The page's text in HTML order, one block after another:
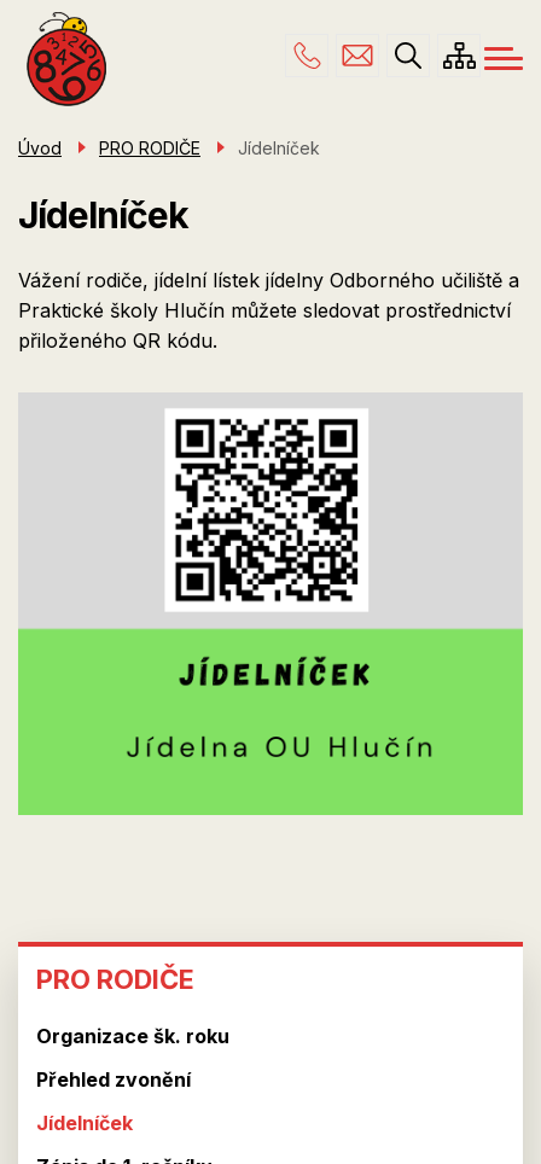
hlavnímu
obsahu
Menu
navigace
ŠKOLA
PRO RODIČE
KONTAKTY
PRO
RODIČE
PRO RODIČE
Organizace šk. roku
Přehled zvonění
Jídelníček
Úvod PRO RODIČE Jídelníček
Jídelníček
Vážení rodiče, jídelní lístek jídelny Odborného učiliště a
Praktické školy Hlučín můžete sledovat prostřednictví
přiloženého QR kódu.